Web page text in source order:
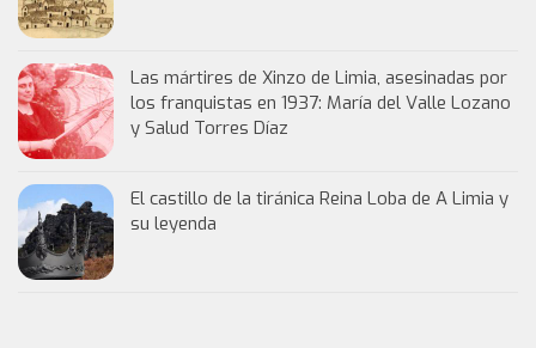
Las mártires de Xinzo de Limia, asesinadas por
los franquistas en 1937: María del Valle Lozano
y Salud Torres Díaz
El castillo de la tiránica Reina Loba de A Limia y
su leyenda